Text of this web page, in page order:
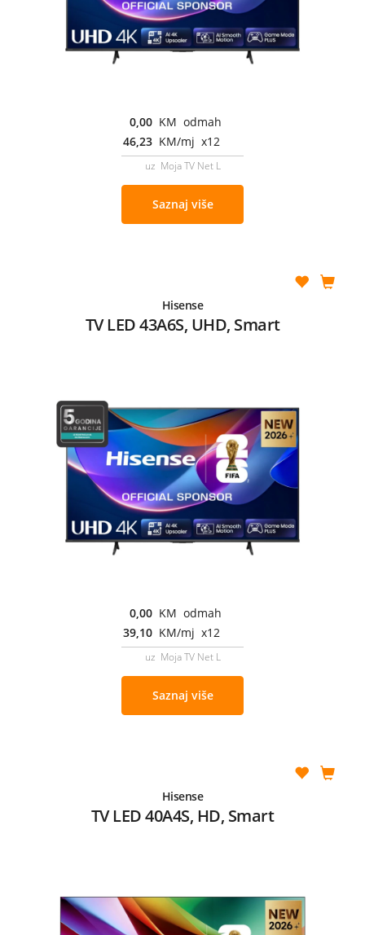
0,00 KM odmah
46,23 KM/mj x12
uz Moja TV Net L
Saznaj više
Hisense
TV LED 43A6S, UHD, Smart
0,00 KM odmah
39,10 KM/mj x12
uz Moja TV Net L
Saznaj više
Hisense
TV LED 40A4S, HD, Smart